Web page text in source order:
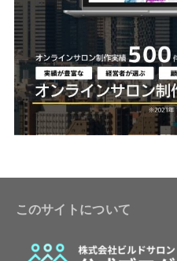
このサイトについて